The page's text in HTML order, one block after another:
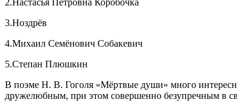
3.Ноздрёв
4.Михаил Семёнович Собакевич
5.Степан Плюшкин
В поэме Н. В. Гоголя «Мёртвые души» много
дружелюбным, при этом совершенно безупречным в